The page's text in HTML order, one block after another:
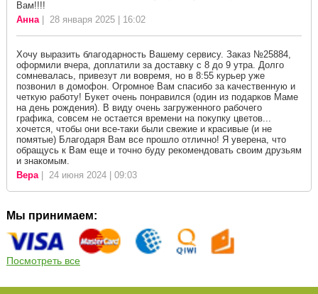
Вам!!!!
Анна| 28 января 2025 | 16:02
Хочу выразить благодарность Вашему сервису. Заказ №25884,
оформили вчера, доплатили за доставку с 8 до 9 утра. Долго
сомневалась, привезут ли вовремя, но в 8:55 курьер уже
позвонил в домофон. Огромное Вам спасибо за качественную и
четкую работу! Букет очень понравился (один из подарков Маме
на день рождения). В виду очень загруженного рабочего
графика, совсем не остается времени на покупку цветов...
хочется, чтобы они все-таки были свежие и красивые (и не
помятые) Благодаря Вам все прошло отлично! Я уверена, что
обращусь к Вам еще и точно буду рекомендовать своим друзьям
и знакомым.
Вера| 24 июня 2024 | 09:03
Мы принимаем:
Посмотреть все